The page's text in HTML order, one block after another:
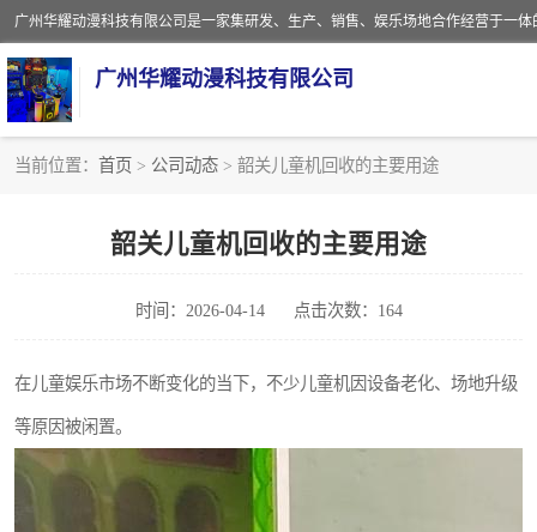
广州华耀动漫科技有限公司
当前位置： 首页 > 公司动态 > 韶关儿童机回收的主要用途
韶关儿童机回收的主要用途
时间：2026-04-14 点击次数：164
在儿童娱乐市场不断变化的当下，不少儿童机因设备老化、场地升级
等原因被闲置。
游戏厅回收